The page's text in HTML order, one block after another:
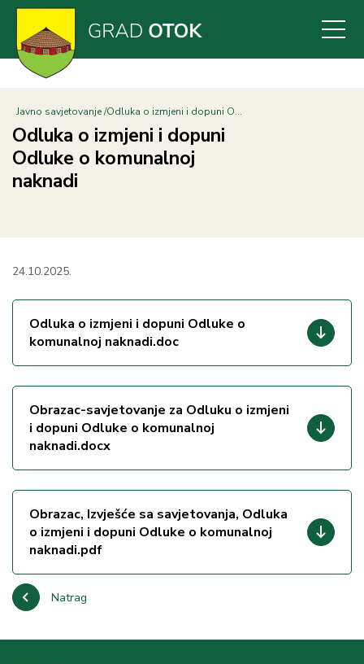
Skoči
glavni
sadržaj
Javno savjetovanje Odluka o izmjeni i dopuni O...
Odluka o izmjeni i dopuni
Odluke o komunalnoj
naknadi
Natrag
24.10.2025.
Odluka o izmjeni i dopuni Odluke o
komunalnoj naknadi.doc
Obrazac-savjetovanje za Odluku o izmjeni
i dopuni Odluke o komunalnoj
naknadi.docx
Obrazac, Izvješće sa savjetovanja, Odluka
o izmjeni i dopuni Odluke o komunalnoj
naknadi.pdf